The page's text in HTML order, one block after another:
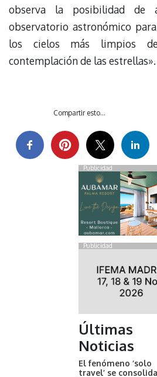
observa la posibilidad de
observatorio astronómico
los cielos más limpios
contemplación de las estrellas».
Compartir esto...
Publicidad
Publicidad
Últimas
Noticias
El fenómeno ‘solo
travel’ se